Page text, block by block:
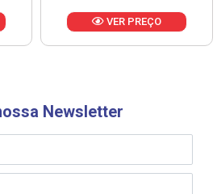
VER PREÇO
Newsletter